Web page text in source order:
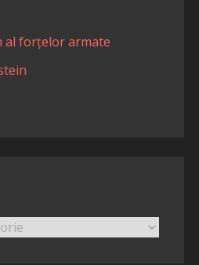
al forțelor armate